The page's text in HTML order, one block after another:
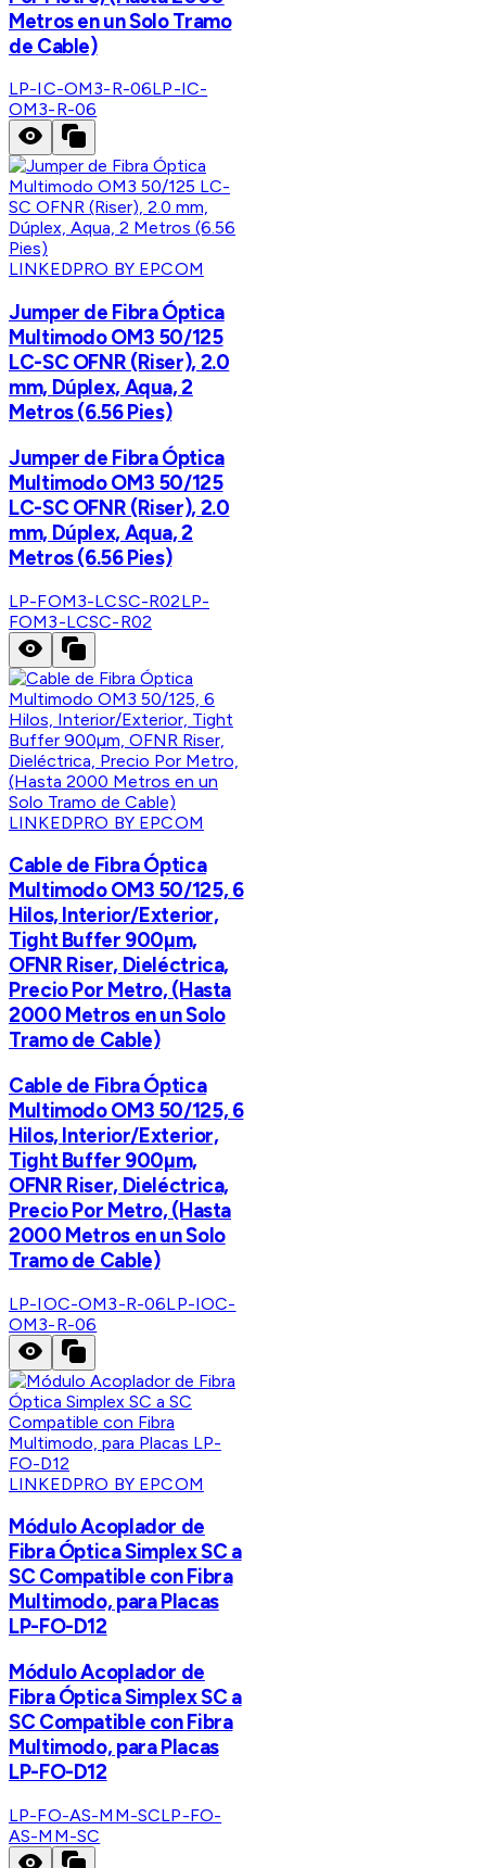
Metros en un Solo Tramo
de Cable)
LP-IC-OM3-R-06LP-IC-
OM3-R-06
LINKEDPRO BY EPCOM
Jumper de Fibra Óptica
Multimodo OM3 50/125
LC-SC OFNR (Riser), 2.0
mm, Dúplex, Aqua, 2
Metros (6.56 Pies)
Jumper de Fibra Óptica
Multimodo OM3 50/125
LC-SC OFNR (Riser), 2.0
mm, Dúplex, Aqua, 2
Metros (6.56 Pies)
LP-FOM3-LCSC-R02LP-
FOM3-LCSC-R02
LINKEDPRO BY EPCOM
Cable de Fibra Óptica
Multimodo OM3 50/125, 6
Hilos, Interior/Exterior,
Tight Buffer 900µm,
OFNR Riser, Dieléctrica,
Precio Por Metro, (Hasta
2000 Metros en un Solo
Tramo de Cable)
Cable de Fibra Óptica
Multimodo OM3 50/125, 6
Hilos, Interior/Exterior,
Tight Buffer 900µm,
OFNR Riser, Dieléctrica,
Precio Por Metro, (Hasta
2000 Metros en un Solo
Tramo de Cable)
LP-IOC-OM3-R-06LP-IOC-
OM3-R-06
LINKEDPRO BY EPCOM
Módulo Acoplador de
Fibra Óptica Simplex SC a
SC Compatible con Fibra
Multimodo, para Placas
LP-FO-D12
Módulo Acoplador de
Fibra Óptica Simplex SC a
SC Compatible con Fibra
Multimodo, para Placas
LP-FO-D12
LP-FO-AS-MM-SCLP-FO-
AS-MM-SC